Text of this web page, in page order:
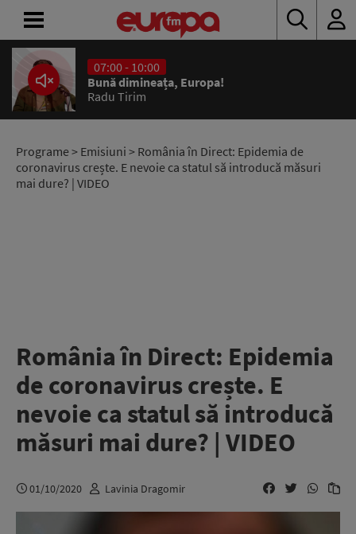
07:00 - 10:00
Bună dimineața, Europa!
Radu Tirim
Programe> Emisiuni > România în Direct: Epidemia de
coronavirus crește. E nevoie ca statul să introducă măsuri
mai dure? | VIDEO
România în Direct: Epidemia
de coronavirus crește. E
nevoie ca statul să introducă
măsuri mai dure? | VIDEO
01/10/2020 Lavinia Dragomir
ACASĂ
ȘTIRI
RADIO
CONCURSURI